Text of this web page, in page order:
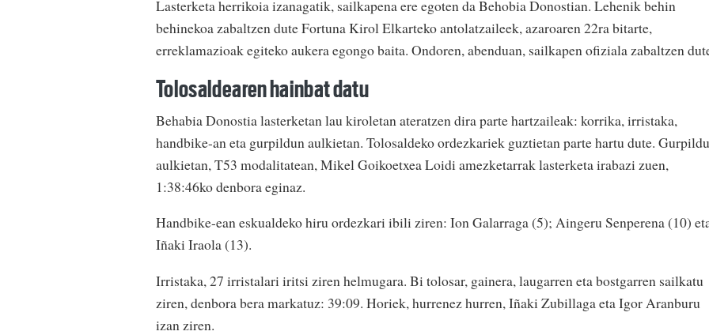
Lasterketa herrikoia izanagatik, sailkapena ere egoten da Behobia Donostian. Lehenik behin
behinekoa zabaltzen dute Fortuna Kirol Elkarteko antolatzaileek, azaroaren 22ra bitarte,
erreklamazioak egiteko aukera egongo baita. Ondoren, abenduan, sailkapen ofiziala zabaltzen
Tolosaldearen hainbat datu
Behabia Donostia lasterketan lau kiroletan ateratzen dira parte hartzaileak: korrika, irristaka,
handbike-an eta gurpildun aulkietan. Tolosaldeko ordezkariek guztietan parte hartu dute.
aulkietan, T53 modalitatean, Mikel Goikoetxea Loidi amezketarrak lasterketa irabazi zuen,
1:38:46ko denbora eginaz.
Handbike-ean eskualdeko hiru ordezkari ibili ziren: Ion Galarraga (5); Aingeru Senperena (10)
Iñaki Iraola (13).
Irristaka, 27 irristalari iritsi ziren helmugara. Bi tolosar, gainera, laugarren eta bostgarren sailkatu
ziren, denbora bera markatuz: 39:09. Horiek, hurrenez hurren, Iñaki Zubillaga eta Igor Aranburu
izan ziren.